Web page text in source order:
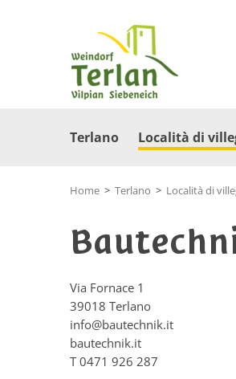
Terlano Località di
Home > Terlano > Località di
Via Fornace 1
39018 Terlano
info@bautechnik.it
bautechnik.it
T 0471 926 287